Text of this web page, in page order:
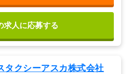
求人に応募する
タクシーアスカ株式会社